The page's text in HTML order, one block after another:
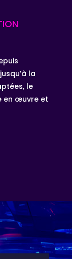
la
le
en œuvre et